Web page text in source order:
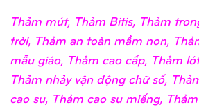
Thảm mút, Thảm Bitis, Thảm
trời, Thảm an toàn mầm non,
mẫu giáo, Thảm cao cấp, Thảm
Thảm nhảy vận động chữ số,
cao su, Thảm cao su miếng,